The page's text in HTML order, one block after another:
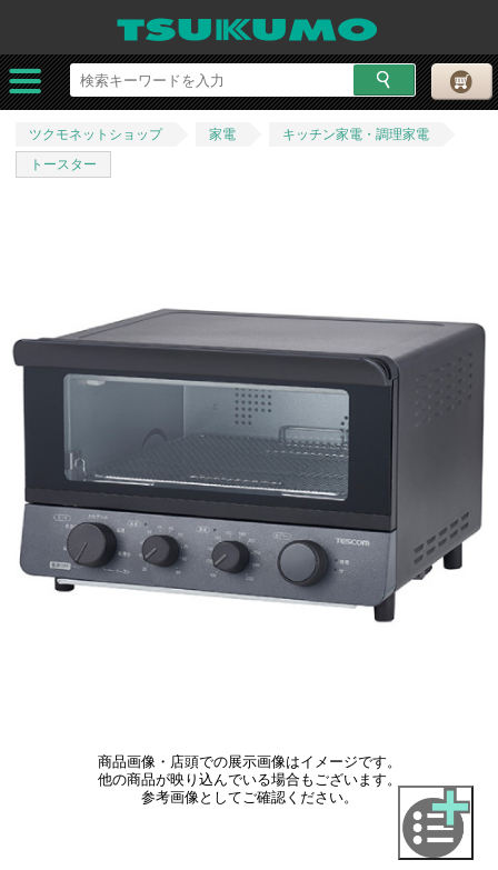
ツクモネットショップ 家電
キッチン家電・調理家電
トースター
商品画像・店頭での展示画像はイメージです。
他の商品が映り込んでいる場合もございます。
参考画像としてご確認ください。